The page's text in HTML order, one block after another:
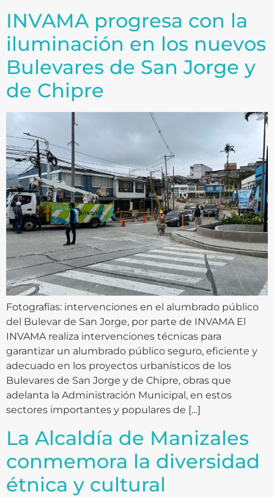
INVAMA progresa con la
iluminación en los nuevos
Bulevares de San Jorge y
de Chipre
Fotografías: intervenciones en el alumbrado público
del Bulevar de San Jorge, por parte de INVAMA El
INVAMA realiza intervenciones técnicas para
garantizar un alumbrado público seguro, eficiente y
adecuado en los proyectos urbanísticos de los
Bulevares de San Jorge y de Chipre, obras que
adelanta la Administración Municipal, en estos
sectores importantes y populares de […]
La Alcaldía de Manizales
conmemora la diversidad
étnica y cultural